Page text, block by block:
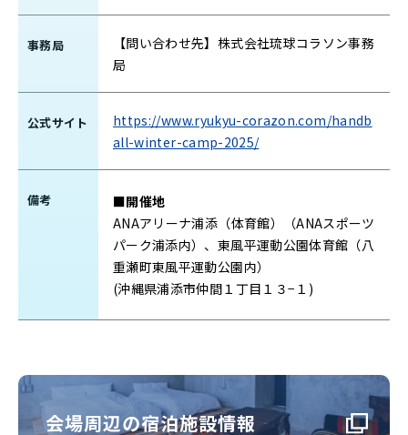
事務局
【問い合わせ先】株式会社琉球コラソン事務
局
公式サイト
https://www.ryukyu-corazon.com/handb
all-winter-camp-2025/
備考
■開催地
ANAアリーナ浦添（体育館）（ANAスポーツ
パーク浦添内）、東⾵平運動公園体育館（⼋
重瀬町東⾵平運動公園内）
(沖縄県浦添市仲間１丁目１３−１)
会場周辺の宿泊施設情報